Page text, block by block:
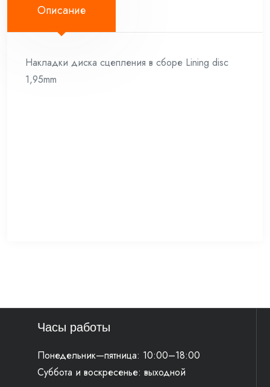
59032011100
Описание
Накладки диска сцепления в сборе Lining disc
1,95mm
Часы работы
Понедельник—пятница: 10:00–18:00
Суббота и воскресенье: выходной